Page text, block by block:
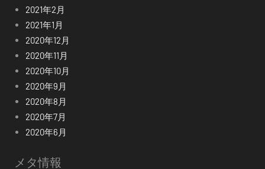
2021年2月
2021年1月
2020年12月
2020年11月
2020年10月
2020年9月
2020年8月
2020年7月
2020年6月
メタ情報